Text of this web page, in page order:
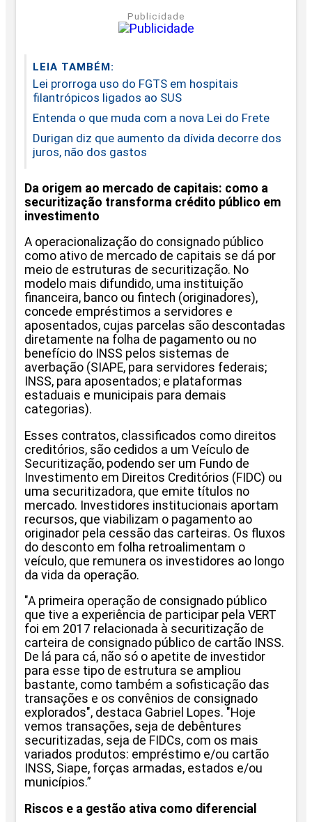
Publicidade
LEIA TAMBÉM:
Lei prorroga uso do FGTS em hospitais
filantrópicos ligados ao SUS
Entenda o que muda com a nova Lei do Frete
Durigan diz que aumento da dívida decorre dos
juros, não dos gastos
Da origem ao mercado de capitais: como a
securitização transforma crédito público em
investimento
A operacionalização do consignado público
como ativo de mercado de capitais se dá por
meio de estruturas de securitização. No
modelo mais difundido, uma instituição
financeira, banco ou fintech (originadores),
concede empréstimos a servidores e
aposentados, cujas parcelas são descontadas
diretamente na folha de pagamento ou no
benefício do INSS pelos sistemas de
averbação (SIAPE, para servidores federais;
INSS, para aposentados; e plataformas
estaduais e municipais para demais
categorias).
Esses contratos, classificados como direitos
creditórios, são cedidos a um Veículo de
Securitização, podendo ser um Fundo de
Investimento em Direitos Creditórios (FIDC) ou
uma securitizadora, que emite títulos no
mercado. Investidores institucionais aportam
recursos, que viabilizam o pagamento ao
originador pela cessão das carteiras. Os fluxos
do desconto em folha retroalimentam o
veículo, que remunera os investidores ao longo
da vida da operação.
"A primeira operação de consignado público
que tive a experiência de participar pela VERT
foi em 2017 relacionada à securitização de
carteira de consignado público de cartão INSS.
De lá para cá, não só o apetite de investidor
para esse tipo de estrutura se ampliou
bastante, como também a sofisticação das
transações e os convênios de consignado
explorados", destaca Gabriel Lopes. "Hoje
vemos transações, seja de debêntures
securitizadas, seja de FIDCs, com os mais
variados produtos: empréstimo e/ou cartão
INSS, Siape, forças armadas, estados e/ou
municípios.”
Riscos e a gestão ativa como diferencial